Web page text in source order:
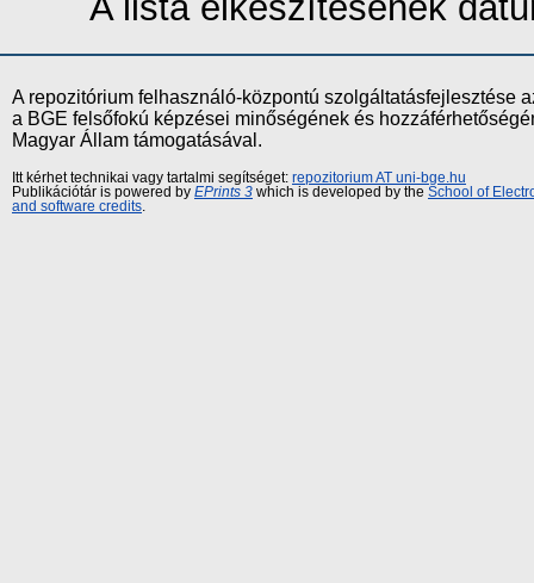
A repozitórium felhasználó-központú szolgáltatásfejlesztése
a BGE felsőfokú képzései minőségének és
Magyar Állam támogatásával.
Itt kérhet technikai vagy tartalmi segítséget: repozitorium AT uni-bge.hu
Publikációtár is powered by EPrints 3 which is developed by the School of
and software credits